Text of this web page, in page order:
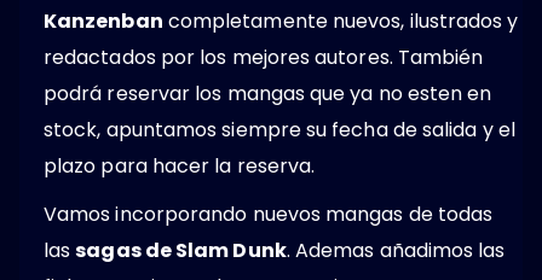
Kanzenban completamente nuevos, ilustrados y
redactados por los mejores autores. También
podrá reservar los mangas que ya no esten en
stock, apuntamos siempre su fecha de salida y el
plazo para hacer la reserva.
Vamos incorporando nuevos mangas de todas
lassagas de Slam Dunk. Ademas añadimos las